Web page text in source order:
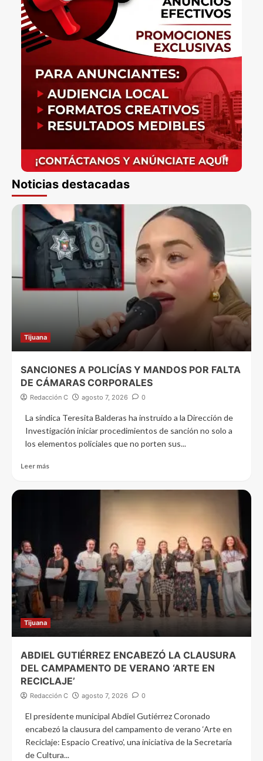
Noticias destacadas
Tijuana
SANCIONES A POLICÍAS Y MANDOS POR FALTA
DE CÁMARAS CORPORALES
Redacción C agosto 7, 2026 0
La síndica Teresita Balderas ha instruido a la Dirección de
Investigación iniciar procedimientos de sanción no solo a
los elementos policiales que no porten sus...
Leer más
Tijuana
ABDIEL GUTIÉRREZ ENCABEZÓ LA CLAUSURA
DEL CAMPAMENTO DE VERANO ‘ARTE EN
RECICLAJE’
Redacción C agosto 7, 2026 0
El presidente municipal Abdiel Gutiérrez Coronado
encabezó la clausura del campamento de verano ‘Arte en
Reciclaje: Espacio Creativo’, una iniciativa de la Secretaría
de Cultura...